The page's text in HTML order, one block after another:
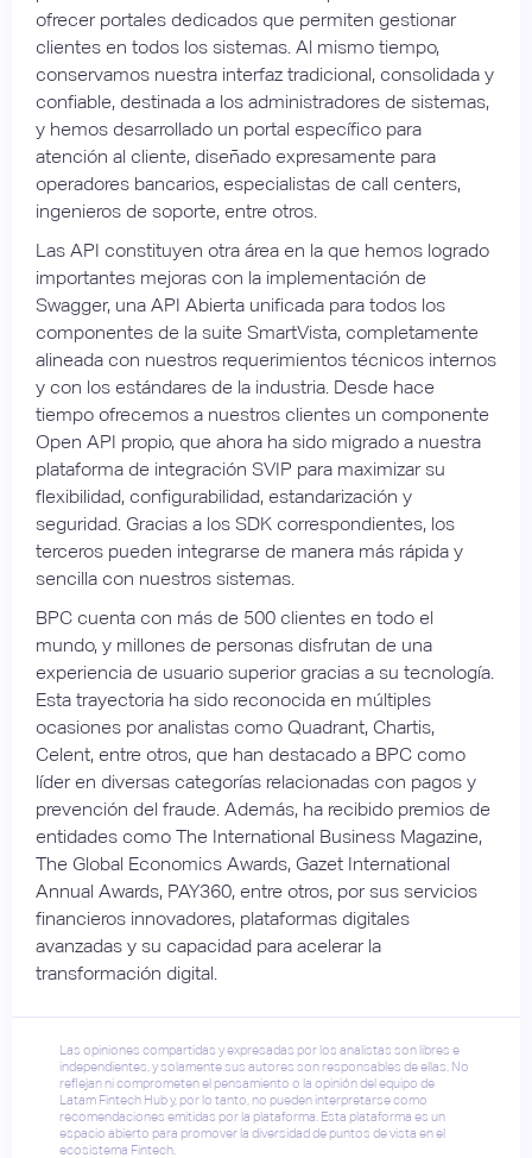
ofrecer portales dedicados que permiten gestionar
clientes en todos los sistemas. Al mismo tiempo,
conservamos nuestra interfaz tradicional, consolidada y
confiable, destinada a los administradores de sistemas,
y hemos desarrollado un portal específico para
atención al cliente, diseñado expresamente para
operadores bancarios, especialistas de call centers,
ingenieros de soporte, entre otros.
Las API constituyen otra área en la que hemos logrado
importantes mejoras con la implementación de
Swagger, una API Abierta unificada para todos los
componentes de la suite SmartVista, completamente
alineada con nuestros requerimientos técnicos internos
y con los estándares de la industria. Desde hace
tiempo ofrecemos a nuestros clientes un componente
Open API propio, que ahora ha sido migrado a nuestra
plataforma de integración SVIP para maximizar su
flexibilidad, configurabilidad, estandarización y
seguridad. Gracias a los SDK correspondientes, los
terceros pueden integrarse de manera más rápida y
sencilla con nuestros sistemas.
BPC cuenta con más de 500 clientes en todo el
mundo, y millones de personas disfrutan de una
experiencia de usuario superior gracias a su tecnología.
Esta trayectoria ha sido reconocida en múltiples
ocasiones por analistas como Quadrant, Chartis,
Celent, entre otros, que han destacado a BPC como
líder en diversas categorías relacionadas con pagos y
prevención del fraude. Además, ha recibido premios de
entidades como The International Business Magazine,
The Global Economics Awards, Gazet International
Annual Awards, PAY360, entre otros, por sus servicios
financieros innovadores, plataformas digitales
avanzadas y su capacidad para acelerar la
transformación digital.
Las opiniones compartidas y expresadas por los analistas son libres e
independientes, y solamente sus autores son responsables de ellas. No
reflejan ni comprometen el pensamiento o la opinión del equipo de
Latam Fintech Hub y, por lo tanto, no pueden interpretarse como
recomendaciones emitidas por la plataforma. Esta plataforma es un
espacio abierto para promover la diversidad de puntos de vista en el
ecosistema Fintech.